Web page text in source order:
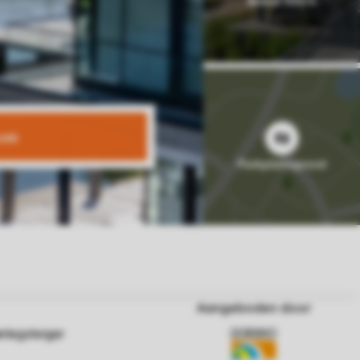
Aangeboden door